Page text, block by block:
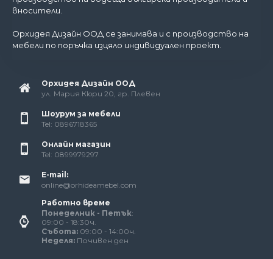
вносители.
Орхидея Дизайн ООД се занимава и с производство на
мебели по поръчка изцяло индивидуален проект.
Орхидея Дизайн ООД
ул. Мария Кюри 20, гр. Плевен
Шоурум за мебели
Tel: 0896718365
Онлайн магазин
Tel: 0899979297
E-mail:
online@orhideamebel.com
Работно време
Понеделник - Петък:
09:00 - 18:30ч.
Събота: 09:00 - 14:00ч.
Неделя: Почивен ден